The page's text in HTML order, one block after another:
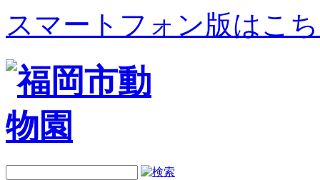
スマートフォン版はこ